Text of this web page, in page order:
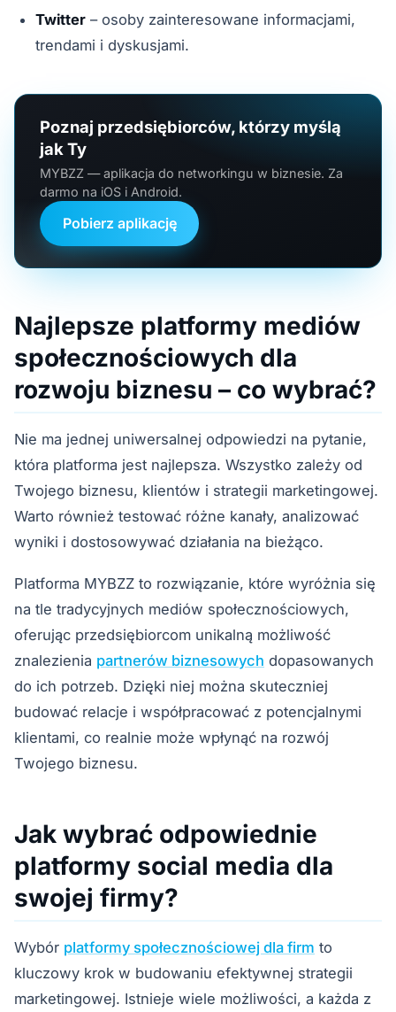
Twitter – osoby zainteresowane informacjami,
trendami i dyskusjami.
Poznaj przedsiębiorców, którzy myślą
jak Ty
MYBZZ — aplikacja do networkingu w biznesie. Za
darmo na iOS i Android.
Pobierz aplikację
Najlepsze platformy mediów
społecznościowych dla
rozwoju biznesu – co wybrać?
Nie ma jednej uniwersalnej odpowiedzi na pytanie,
która platforma jest najlepsza. Wszystko zależy od
Twojego biznesu, klientów i strategii marketingowej.
Warto również testować różne kanały, analizować
wyniki i dostosowywać działania na bieżąco.
Platforma MYBZZ to rozwiązanie, które wyróżnia się
na tle tradycyjnych mediów społecznościowych,
oferując przedsiębiorcom unikalną możliwość
znalezienia partnerów biznesowych dopasowanych
do ich potrzeb. Dzięki niej można skuteczniej
budować relacje i współpracować z potencjalnymi
klientami, co realnie może wpłynąć na rozwój
Twojego biznesu.
Jak wybrać odpowiednie
platformy social media dla
swojej firmy?
Wybór platformy społecznościowej dla firm to
kluczowy krok w budowaniu efektywnej strategii
marketingowej. Istnieje wiele możliwości, a każda z